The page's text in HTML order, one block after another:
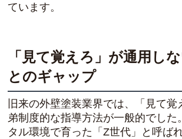
ています。
「見て覚えろ」が通用し
とのギャップ
旧来の外壁塗装業界では、「見て覚
弟制度的な指導方法が一般的でした
タル環境で育った「Z世代」と呼ば